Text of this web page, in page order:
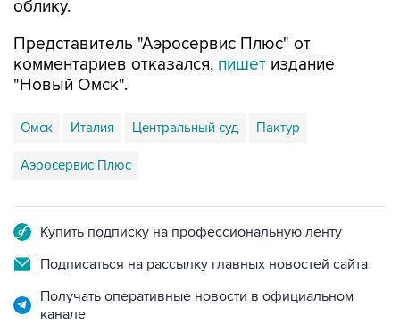
облику.
Представитель "Аэросервис Плюс" от
комментариев отказался, пишет издание
"Новый Омск".
Омск Италия Центральный суд Пактур
Аэросервис Плюс
Купить подписку на профессиональную ленту
Подписаться на рассылку главных новостей сайта
Получать оперативные новости в официальном
канале